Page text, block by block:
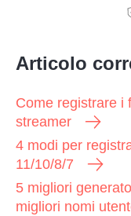
Articolo
Come registrare i
streamer
4 modi per
11/10/8/7
5 migliori
migliori nomi